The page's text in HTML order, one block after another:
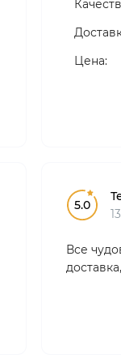
Цена:
5.0
Все